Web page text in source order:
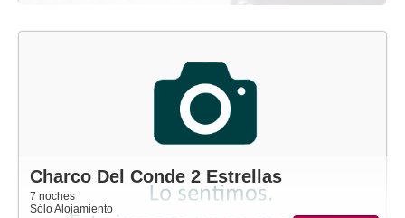
Charco Del Conde 2 Estrellas
7 noches
Sólo Alojamiento